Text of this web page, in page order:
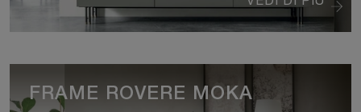
FRAME ROVERE MOKA